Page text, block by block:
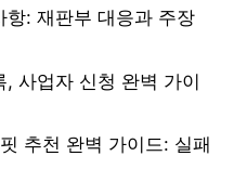
항: 재판부 대응과 주장
사업자 신청 완벽 가이
추천 완벽 가이드: 실패